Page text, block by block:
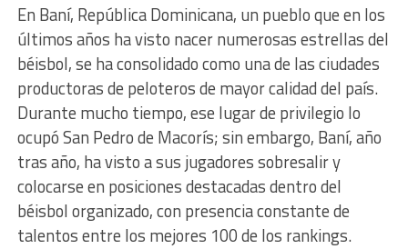
En Baní, República Dominicana, un pueblo que en los
últimos años ha visto nacer numerosas estrellas del
béisbol, se ha consolidado como una de las ciudades
productoras de peloteros de mayor calidad del país.
Durante mucho tiempo, ese lugar de privilegio lo
ocupó San Pedro de Macorís; sin embargo, Baní, año
tras año, ha visto a sus jugadores sobresalir y
colocarse en posiciones destacadas dentro del
béisbol organizado, con presencia constante de
talentos entre los mejores 100 de los rankings.